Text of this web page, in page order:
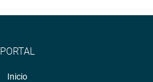
PORTAL
Inicio